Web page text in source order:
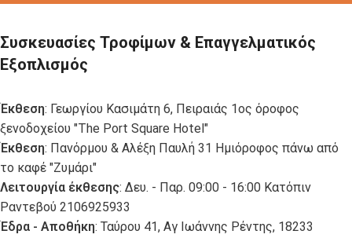
Συσκευασίες Τροφίμων & Επαγγελματικός
Εξοπλισμός
Έκθεση: Γεωργίου Κασιμάτη 6, Πειραιάς 1ος όροφος
ξενοδοχείου "The Port Square Hotel"
Έκθεση: Πανόρμου & Αλέξη Παυλή 31 Ημιόροφος πάνω από
το καφέ "Ζυμάρι"
Λειτουργία έκθεσης: Δευ. - Παρ. 09:00 - 16:00 Κατόπιν
Ραντεβού 2106925933
Έδρα - Αποθήκη: Ταύρου 41, Αγ Ιωάννης Ρέντης, 18233